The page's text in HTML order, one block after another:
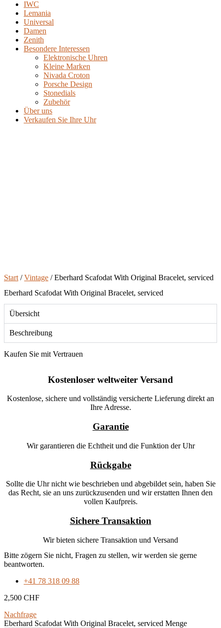
IWC
Lemania
Universal
Damen
Zenith
Besondere Interessen
Elektronische Uhren
Kleine Marken
Nivada Croton
Porsche Design
Stonedials
Zubehör
Über uns
Verkaufen Sie Ihre Uhr
Start /Vintage / Eberhard Scafodat With Original Bracelet, serviced
Eberhard Scafodat With Original Bracelet, serviced
Übersicht
Beschreibung
Kaufen Sie mit Vertrauen
Kostenloser weltweiter Versand
Kostenlose, sichere und vollständig versicherte Lieferung direkt an
Ihre Adresse.
Garantie
Wir garantieren die Echtheit und die Funktion der Uhr
Rückgabe
Sollte die Uhr nicht wie beschrieben und abgebildet sein, haben Sie
das Recht, sie an uns zurückzusenden und wir erstatten Ihnen den
vollen Kaufpreis.
Sichere Transaktion
Wir bieten sichere Transaktion und Versand
Bitte zögern Sie nicht, Fragen zu stellen, wir werden sie gerne
beantworten.
+41 78 318 09 88
2,500 CHF
Nachfrage
Eberhard Scafodat With Original Bracelet, serviced Menge